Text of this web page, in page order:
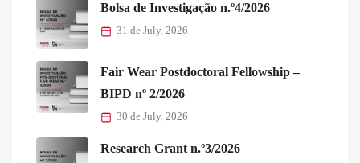
Bolsa de Investigação n.º4/2026
31 de July, 2026
Fair Wear Postdoctoral Fellowship –
BIPD nº 2/2026
30 de July, 2026
Research Grant n.º3/2026